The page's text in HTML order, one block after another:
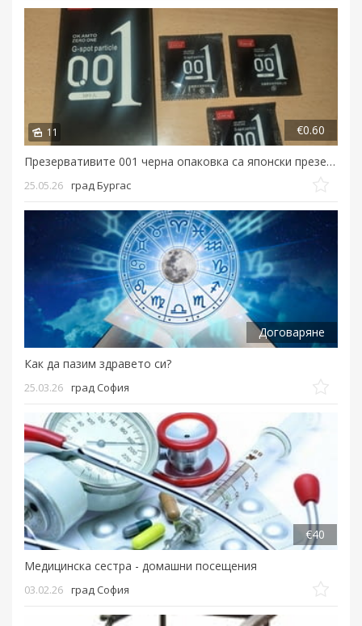
11
Презервативите 001 черна опаковка са японски презервативи , които са най-тънките произвеждани няк...
€0.60
25.05.26 град Бургас
Как да пазим здравето си?
Договаряне
25.03.26 град София
Медицинска сестра - домашни посещения
€40
03.02.26 град София